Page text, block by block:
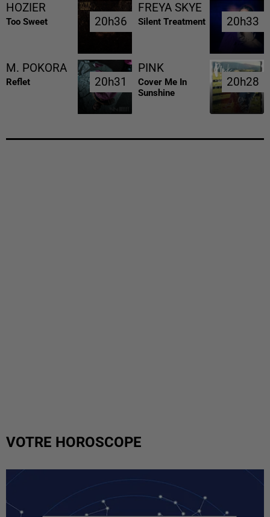
HOZIER
Too Sweet 20h36
20h36
FREYA SKYE
Silent Treatment 20h33
20h33
M. POKORA
Reflet 20h31
20h31
PINK
Cover Me In
Sunshine
20h28
20h28
VOTRE HOROSCOPE